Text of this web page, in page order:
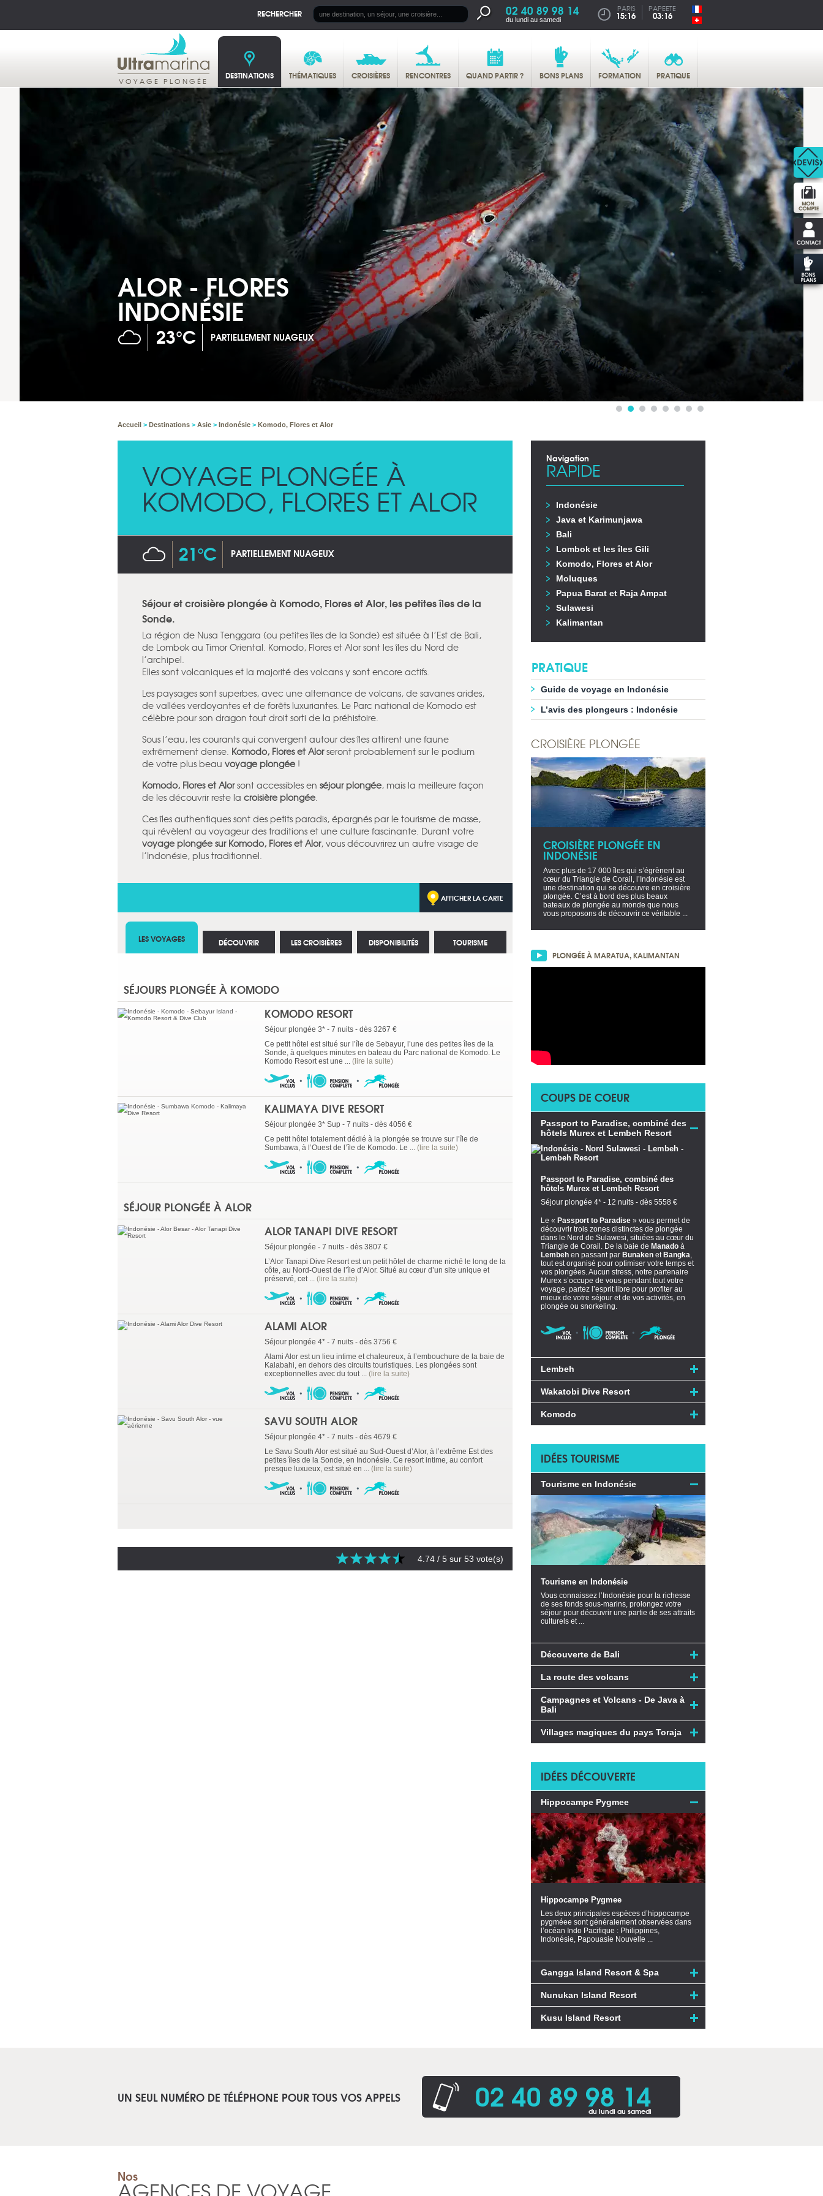
RECHERCHER 02 40 89 98 14
du lundi au samedi
PARIS
15:16
PAPEETE
03:16
VOYAGE PLONGÉE DESTINATIONS THÉMATIQUES CROISIÈRES RENCONTRES QUAND PARTIR ? BONS PLANS FORMATION PRATIQUE
ALOR - FLORES
INDONÉSIE
23°C PARTIELLEMENT NUAGEUX
Accueil > Destinations > Asie > Indonésie > Komodo, Flores et Alor
VOYAGE PLONGÉE À
KOMODO, FLORES ET ALOR
21°C PARTIELLEMENT NUAGEUX
Séjour et croisière plongée à Komodo, Flores et Alor, les petites îles de la
Sonde.
La région de Nusa Tenggara (ou petites îles de la Sonde) est située à l’Est de Bali,
de Lombok au Timor Oriental. Komodo, Flores et Alor sont les îles du Nord de
l’archipel.
Elles sont volcaniques et la majorité des volcans y sont encore actifs.
Les paysages sont superbes, avec une alternance de volcans, de savanes arides,
de vallées verdoyantes et de forêts luxuriantes. Le Parc national de Komodo est
célèbre pour son dragon tout droit sorti de la préhistoire.
Sous l’eau, les courants qui convergent autour des îles attirent une faune
extrêmement dense. Komodo, Flores et Alorseront probablement sur le podium
de votre plus beau voyage plongée !
Komodo, Flores et Alorsont accessibles en séjour plongée, mais la meilleure façon
de les découvrir reste la croisière plongée.
Ces îles authentiques sont des petits paradis, épargnés par le tourisme de masse,
qui révèlent au voyageur des traditions et une culture fascinante. Durant votre
voyage plongée sur Komodo, Flores et Alor, vous découvrirez un autre visage de
l’Indonésie, plus traditionnel.
AFFICHER LA CARTE
LES VOYAGES
SÉJOURS PLONGÉE À KOMODO
KOMODO RESORT
Séjour plongée 3* - 7 nuits - dès 3267 €
Ce petit hôtel est situé sur l’île de Sebayur, l’une des petites îles de la
Sonde, à quelques minutes en bateau du Parc national de Komodo. Le
Komodo Resort est une ... (lire la suite)
KALIMAYA DIVE RESORT
Séjour plongée 3* Sup - 7 nuits - dès 4056 €
Ce petit hôtel totalement dédié à la plongée se trouve sur l’île de
Sumbawa, à l’Ouest de l’île de Komodo. Le ... (lire la suite)
SÉJOUR PLONGÉE À ALOR
ALOR TANAPI DIVE RESORT
Séjour plongée - 7 nuits - dès 3807 €
L’Alor Tanapi Dive Resort est un petit hôtel de charme niché le long de la
côte, au Nord-Ouest de l’île d’Alor. Situé au cœur d’un site unique et
préservé, cet ... (lire la suite)
ALAMI ALOR
Séjour plongée 4* - 7 nuits - dès 3756 €
Alami Alor est un lieu intime et chaleureux, à l’embouchure de la baie de
Kalabahi, en dehors des circuits touristiques. Les plongées sont
exceptionnelles avec du tout ... (lire la suite)
SAVU SOUTH ALOR
Séjour plongée 4* - 7 nuits - dès 4679 €
Le Savu South Alor est situé au Sud-Ouest d’Alor, à l’extrême Est des
petites îles de la Sonde, en Indonésie. Ce resort intime, au confort
presque luxueux, est situé en ... (lire la suite)
DÉCOUVRIR LES CROISIÈRES DISPONIBILITÉS TOURISME
4.74 / 5 sur 53 vote(s)
Navigation
RAPIDE
Indonésie
Java et Karimunjawa
Bali
Lombok et les îles Gili
Komodo, Flores et Alor
Moluques
Papua Barat et Raja Ampat
Sulawesi
Kalimantan
PRATIQUE
Guide de voyage en Indonésie
L’avis des plongeurs : Indonésie
CROISIÈRE PLONGÉE
CROISIÈRE PLONGÉE EN
INDONÉSIE
Avec plus de 17 000 îles qui s’égrènent au
cœur du Triangle de Corail, l’Indonésie est
une destination qui se découvre en croisière
plongée. C’est à bord des plus beaux
bateaux de plongée au monde que nous
vous proposons de découvrir ce véritable ...
PLONGÉE À MARATUA, KALIMANTAN
COUPS DE COEUR
Passport to Paradise, combiné des
hôtels Murex et Lembeh Resort
Passport to Paradise, combiné des
hôtels Murex et Lembeh Resort
Séjour plongée 4* - 12 nuits - dès 5558 €
Le « Passport to Paradise » vous permet de
découvrir trois zones distinctes de plongée
dans le Nord de Sulawesi, situées au cœur du
Triangle de Corail. De la baie de Manado à
Lembeh en passant par Bunaken et Bangka,
tout est organisé pour optimiser votre temps et
vos plongées. Aucun stress, notre partenaire
Murex s’occupe de vous pendant tout votre
voyage, partez l’esprit libre pour profiter au
mieux de votre séjour et de vos activités, en
plongée ou snorkeling.
Lembeh
Wakatobi Dive Resort
Komodo
IDÉES TOURISME
Tourisme en Indonésie
Tourisme en Indonésie
Vous connaissez l’Indonésie pour la richesse
de ses fonds sous-marins, prolongez votre
séjour pour découvrir une partie de ses attraits
culturels et ...
Découverte de Bali
La route des volcans
Campagnes et Volcans - De Java à
Bali
Villages magiques du pays Toraja
IDÉES DÉCOUVERTE
Hippocampe Pygmee
Hippocampe Pygmee
Les deux principales espèces d’hippocampe
pygméee sont généralement observées dans
l’océan Indo Pacifique : Philippines,
Indonésie, Papouasie Nouvelle ...
Gangga Island Resort & Spa
Nunukan Island Resort
Kusu Island Resort
UN SEUL NUMÉRO DE TÉLÉPHONE POUR TOUS VOS APPELS 02 40 89 98 14
du lundi au samedi
Nos